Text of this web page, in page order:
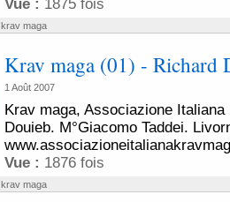
Vue : 1875 fois
krav maga
Krav maga (01) - Richard
1 Août 2007
Krav maga, Associazione
Douieb. M°Giacomo Taddei.
Vue : 1876 fois
krav maga